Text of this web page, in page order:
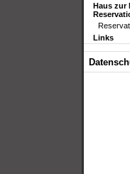
Haus zur
Links